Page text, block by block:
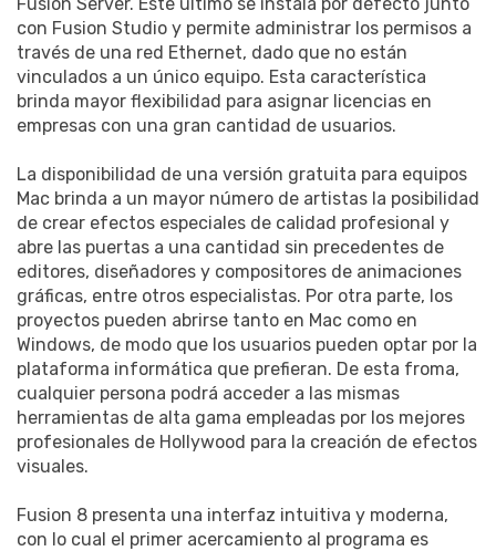
con Fusion Studio y permite administrar los permisos a
través de una red Ethernet, dado que no están
vinculados a un único equipo. Esta característica
brinda mayor flexibilidad para asignar licencias en
empresas con una gran cantidad de usuarios.
La disponibilidad de una versión gratuita para equipos
Mac brinda a un mayor número de artistas la posibilidad
de crear efectos especiales de calidad profesional y
abre las puertas a una cantidad sin precedentes de
editores, diseñadores y compositores de animaciones
gráficas, entre otros especialistas. Por otra parte, los
proyectos pueden abrirse tanto en Mac como en
Windows, de modo que los usuarios pueden optar por la
plataforma informática que prefieran. De esta froma,
cualquier persona podrá acceder a las mismas
herramientas de alta gama empleadas por los mejores
profesionales de Hollywood para la creación de efectos
visuales.
Fusion 8 presenta una interfaz intuitiva y moderna,
con lo cual el primer acercamiento al programa es